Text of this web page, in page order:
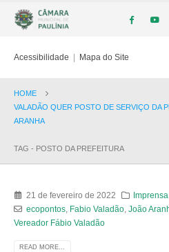
Acessibilidade | Mapa do Site
HOME
VALADÃO QUER POSTO DE SERVIÇO DA
ARANHA
TAG - POSTO DA PREFEITURA
21 de fevereiro de 2022
Imprensa
ecopontos, Fabio Valadão, João
Vereador Fábio Valadão
READ MORE...